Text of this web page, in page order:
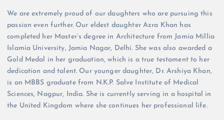
We are extremely proud of our daughters who are pursuing this
passion even further. Our eldest daughter Azra Khan has
completed her Master’s degree in Architecture from Jamia Millia
Islamia University, Jamia Nagar, Delhi. She was also awarded a
Gold Medal in her graduation, which is a true testament to her
dedication and talent. Our younger daughter, Dr. Arshiya Khan,
is an MBBS graduate from N.K.P. Salve Institute of Medical
Sciences, Nagpur, India. She is currently serving in a hospital in
the United Kingdom where she continues her professional life.